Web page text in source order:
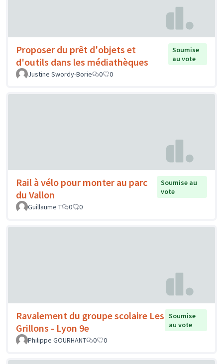
Proposer du prêt d'objets et
d'outils dans les médiathèques
Soumise
au vote
Justine Swordy-Borie
0 0
Rail à vélo pour monter au parc
du Vallon
Soumise au
vote
Guillaume T
0 0
Ravalement du groupe scolaire Les
Grillons - Lyon 9e
Soumise
au vote
Philippe GOURHANT
0 0